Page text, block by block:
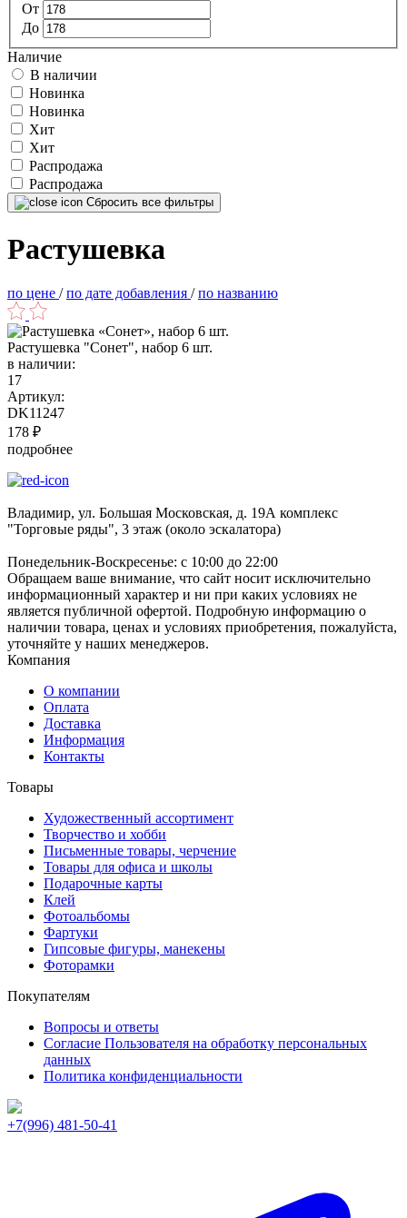
От
До
Наличие
В наличии
Новинка
Новинка
Хит
Хит
Распродажа
Распродажа
Сбросить все фильтры
Растушевка
по цене /по дате добавления /по названию
Растушевка "Сонет", набор 6 шт.
в наличии:
17
Артикул:
DK11247
178 ₽
подробнее
Владимир, ул. Большая Московская, д. 19А комплекс
"Торговые ряды", 3 этаж (около эскалатора)
Понедельник-Воскресенье: с 10:00 до 22:00
Обращаем ваше внимание, что сайт носит исключительно
информационный характер и ни при каких условиях не
является публичной офертой. Подробную информацию о
наличии товара, ценах и условиях приобретения, пожалуйста,
уточняйте у наших менеджеров.
Компания
О компании
Оплата
Доставка
Информация
Контакты
Товары
Художественный ассортимент
Творчество и хобби
Письменные товары, черчение
Товары для офиса и школы
Подарочные карты
Клей
Фотоальбомы
Фартуки
Гипсовые фигуры, манекены
Фоторамки
Покупателям
Вопросы и ответы
Согласие Пользователя на обработку персональных
данных
Политика конфиденциальности
+7(996) 481-50-41